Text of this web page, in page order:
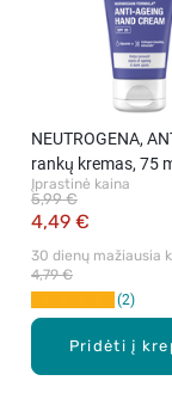
Pridėti į
NEUTROGENA,
rankų kremas, 75
Įprastinė kaina
4,49 €
5,99 €
30 dienų mažiausia
4,79 €
2